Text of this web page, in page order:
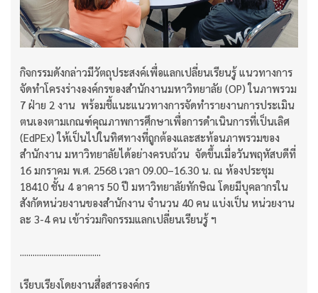
กิจกรรมดังกล่าวมีวัตถุประสงค์เพื่อแลกเปลี่ยนเรียนรู้ แนวทางการ
จัดทำโครงร่างองค์กรของสำนักงานมหาวิทยาลัย (OP) ในภาพรวม
7 ฝ่าย 2 งาน พร้อมชี้แนะแนวทางการจัดทำรายงานการประเมิน
ตนเองตามเกณฑ์คุณภาพการศึกษาเพื่อการดำเนินการที่เป็นเลิศ
(EdPEx) ให้เป็นไปในทิศทางที่ถูกต้องและสะท้อนภาพรวมของ
สำนักงาน มหาวิทยาลัยได้อย่างครบถ้วน จัดขึ้นเมื่อวันพฤหัสบดีที่
16 มกราคม พ.ศ. 2568 เวลา 09.00–16.30 น. ณ ห้องประชุม
18410 ชั้น 4 อาคาร 50 ปี มหาวิทยาลัยทักษิณ โดยมีบุคลากรใน
สังกัดหน่วยงานของสำนักงาน จำนวน 40 คน แบ่งเป็น หน่วยงาน
ละ 3-4 คน เข้าร่วมกิจกรรมแลกเปลี่ยนเรียนรู้ ฯ
......................................
เรียบเรียงโดยงานสื่อสารองค์กร